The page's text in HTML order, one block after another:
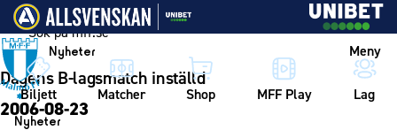
Vidare till innehållet
Nyheter Meny
Biljett Matcher Shop MFF Play Lag
Nyheter
Dagens B-lagsmatch inställd
2006-08-23